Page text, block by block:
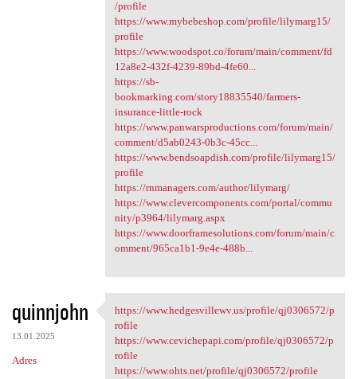
/profile
https://www.mybebeshop.com/profile/lilymarg15/
profile
https://www.woodspot.co/forum/main/comment/fd
12a8e2-432f-4239-89bd-4fe60...
https://sb-
bookmarking.com/story18835540/farmers-
insurance-little-rock
https://www.panwarsproductions.com/forum/main/
comment/d5ab0243-0b3c-45cc...
https://www.bendsoapdish.com/profile/lilymarg15/
profile
https://rnmanagers.com/author/lilymarg/
https://www.clevercomponents.com/portal/commu
nity/p3964/lilymarg.aspx
https://www.doorframesolutions.com/forum/main/c
omment/965ca1b1-9e4e-488b...
quinnjohn
13.01.2025
Adres
https://www.hedgesvillewv.us
https://www.hedgesvillewv.us/profile/qj0306572/p
rofile
https://www.cevichepapi.com/profile/qj0306572/p
rofile
https://www.ohts.net/profile/qj0306572/profile